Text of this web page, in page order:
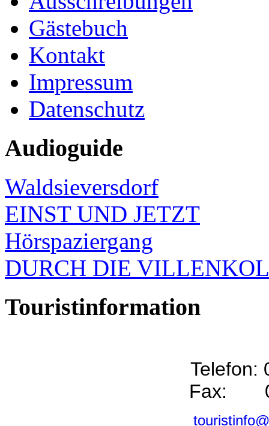
Gästebuch
Kontakt
Impressum
Datenschutz
Audioguide
Waldsieversdorf
EINST UND JETZT
Hörspaziergang
DURCH DIE
Touristinformation
Telefon:
Fax: